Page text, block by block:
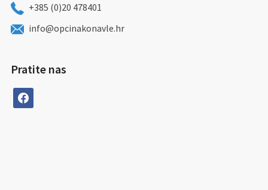
+385 (0)20 478401
info@opcinakonavle.hr
Pratite nas
facebook